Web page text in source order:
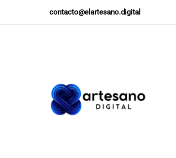
contacto@elartesano.digital